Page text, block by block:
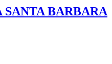
SANTA BARBARA